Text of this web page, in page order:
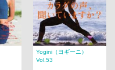
Yogini（ヨギーニ）
Vol.53